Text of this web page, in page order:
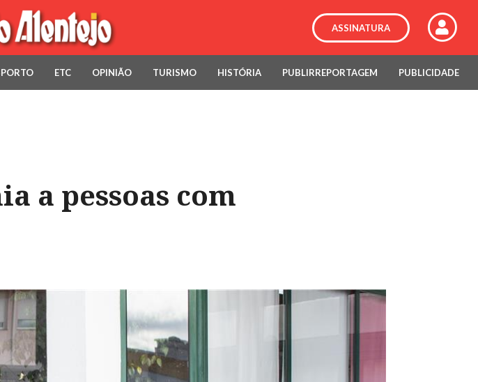
ASSINATURA
ETC OPINIÃO TURISMO HISTÓRIA PUBLIRREPORTAGEM PUBLICIDADE
a pessoas com